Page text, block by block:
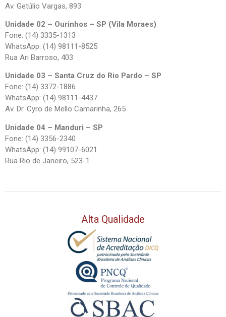
Av. Getúlio Vargas, 893
Unidade 02 – Ourinhos – SP (Vila Moraes)
Fone: (14) 3335-1313
WhatsApp: (14) 98111-8525
Rua Ari Barroso, 403
Unidade 03 – Santa Cruz do Rio Pardo – SP
Fone: (14) 3372-1886
WhatsApp: (14) 98111-4437
Av. Dr. Cyro de Mello Camarinha, 265
Unidade 04 – Manduri – SP
Fone: (14) 3356-2340
WhatsApp: (14) 99107-6021
Rua Rio de Janeiro, 523-1
Alta Qualidade